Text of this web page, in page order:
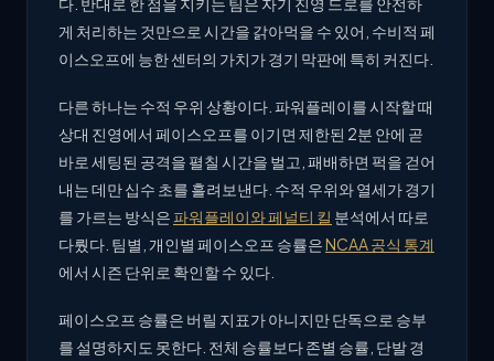
게 처리하는 것만으로 시간을 갉아먹을 수 있어, 수비적 페
이스오프에 능한 센터의 가치가 경기 막판에 특히 커진다.
다른 하나는 수적 우위 상황이다. 파워플레이를 시작할 때
상대 진영에서 페이스오프를 이기면 제한된 2분 안에 곧
바로 세팅된 공격을 펼칠 시간을 벌고, 패배하면 퍽을 걷어
내는 데만 십수 초를 흘려보낸다. 수적 우위와 열세가 경기
를 가르는 방식은파워플레이와 페널티 킬 분석에서 따로
다뤘다. 팀별, 개인별 페이스오프 승률은NCAA 공식 통계
에서 시즌 단위로 확인할 수 있다.
페이스오프 승률은 버릴 지표가 아니지만 단독으로 승부
를 설명하지도 못한다. 전체 승률보다 존별 승률, 단발 경